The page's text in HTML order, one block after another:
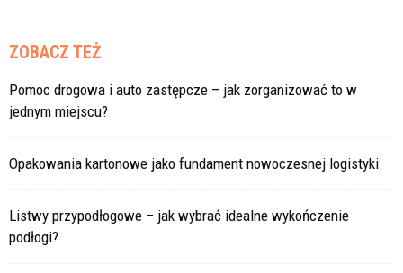
ZOBACZ TEŻ
Pomoc drogowa i auto zastępcze – jak zorganizować to w
jednym miejscu?
Opakowania kartonowe jako fundament nowoczesnej logistyki
Listwy przypodłogowe – jak wybrać idealne wykończenie
podłogi?